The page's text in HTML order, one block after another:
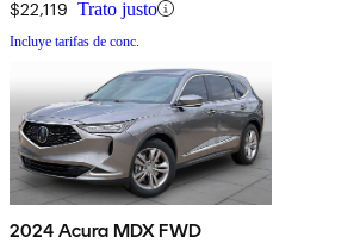
$22,119 Trato justo
Incluye tarifas de conc.
2024 Acura MDX FWD